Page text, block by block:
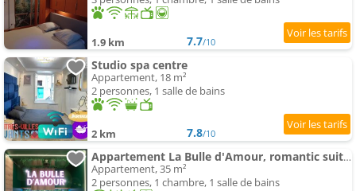
1.9 km 7.7/10
Studio spa centre
Appartement, 18 m²
2 personnes, 1 salle de bains
2 km 7.8/10
Appartement La Bulle d'Amour, romantic suite, city center
Appartement, 35 m²
2 personnes, 1 chambre, 1 salle de bains